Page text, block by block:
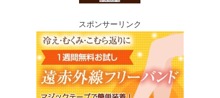
スポンサーリンク